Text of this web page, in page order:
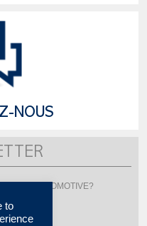
NOUS
de LISI AUTOMOTIVE?
to